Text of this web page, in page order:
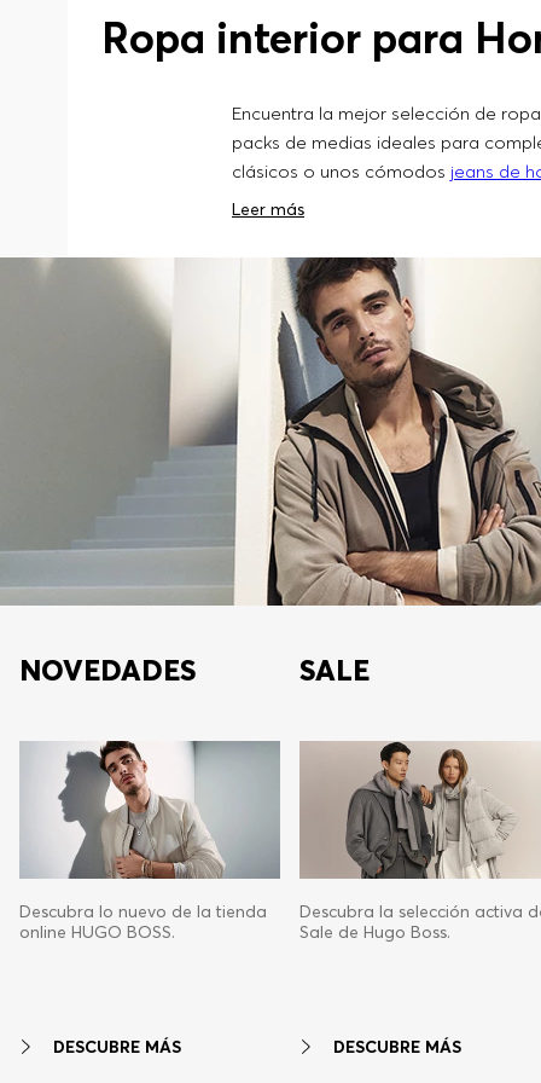
Ropa interior para
Encuentra la mejor selección de
packs de medias ideales para
clásicos o unos cómodos jeans de
Leer más
NOVEDADES
Descubra lo nuevo de la tienda
online HUGO BOSS.
DESCUBRE MÁS
SALE
Descubra la selección activa
Sale de Hugo Boss.
DESCUBRE MÁS